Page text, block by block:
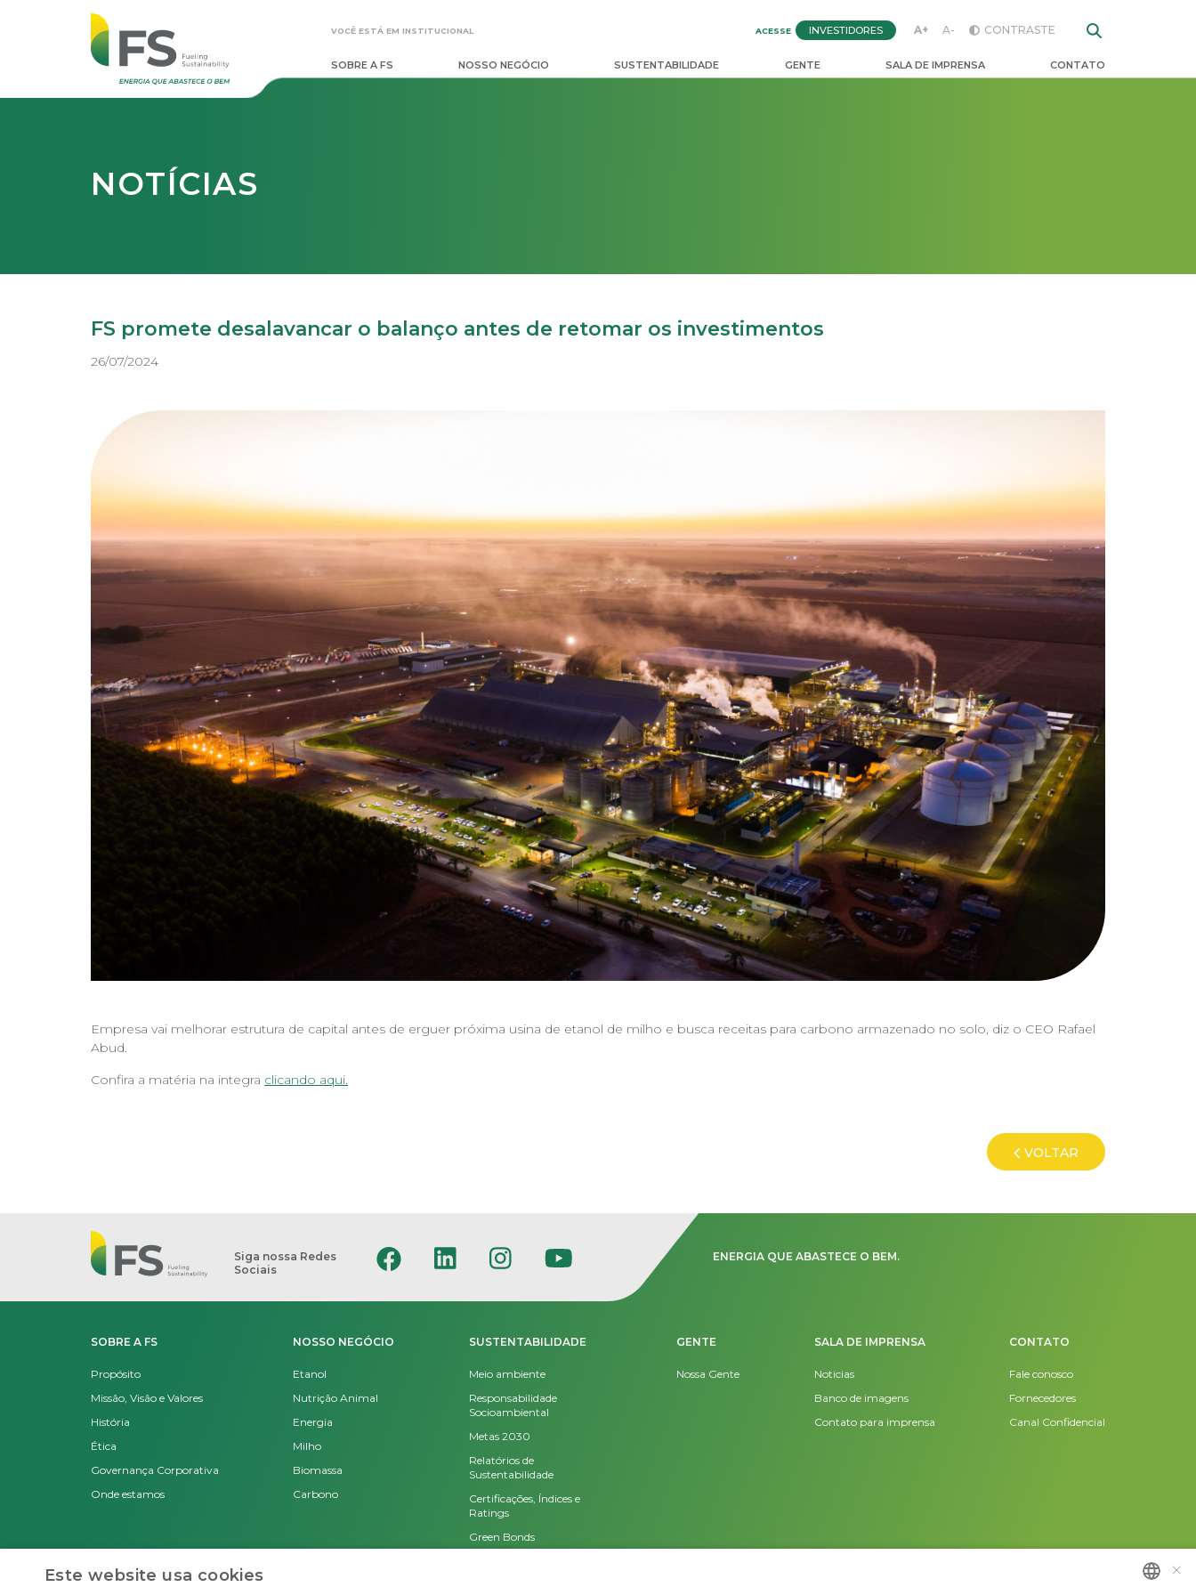
VOCÊ ESTÁ EM INSTITUCIONAL ACESSE INVESTIDORES A+ A- CONTRASTE
SOBRE A FS NOSSO NEGÓCIO SUSTENTABILIDADE GENTE SALA DE IMPRENSA CONTATO
NOTÍCIAS
FS promete desalavancar o balanço antes de retomar os investimentos
26/07/2024
Empresa vai melhorar estrutura de capital antes de erguer próxima usina de etanol de milho e busca receitas para carbono armazenado no solo, diz o CEO Rafael
Abud.
Confira a matéria na integra clicando aqui.
VOLTAR
Siga nossa Redes
Sociais
ENERGIA QUE ABASTECE O BEM.
SOBRE A FS
Propósito
Missão, Visão e Valores
História
Ética
Governança Corporativa
Onde estamos
NOSSO NEGÓCIO
Etanol
Nutrição Animal
Energia
Milho
Biomassa
Carbono
SUSTENTABILIDADE
Meio ambiente
Responsabilidade
Socioambiental
Metas 2030
Relatórios de
Sustentabilidade
Certificações, Índices e
Ratings
Green Bonds
GENTE
Nossa Gente
SALA DE IMPRENSA
Noticias
Banco de imagens
Contato para imprensa
CONTATO
Fale conosco
Fornecedores
Canal Confidencial
×
Este website usa cookies